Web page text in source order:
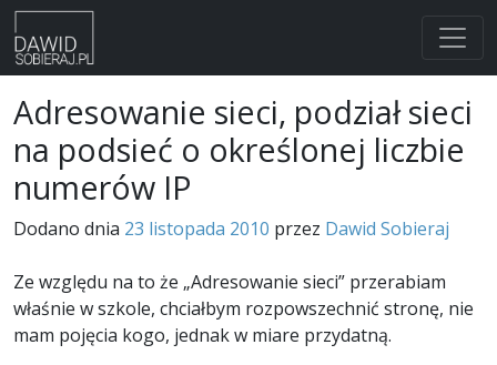
to
content
Adresowanie sieci, podział sieci
na podsieć o określonej liczbie
numerów IP
Dodano dnia 23 listopada 2010 przez Dawid Sobieraj
Ze względu na to że „Adresowanie sieci” przerabiam
właśnie w szkole, chciałbym rozpowszechnić stronę, nie
mam pojęcia kogo, jednak w miare przydatną.